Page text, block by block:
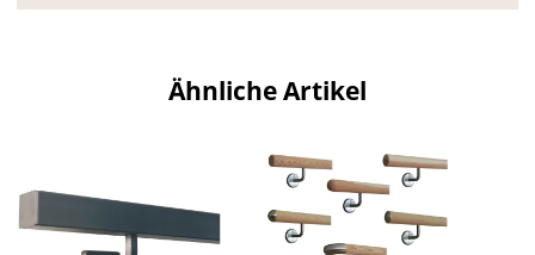
Ähnliche Artikel